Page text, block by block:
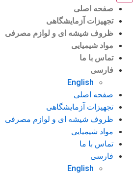
صفحه اصلی
تجهیزات آزمایشگاهی
ظروف شیشه ای و لوازم مصرفی
مواد شیمیایی
تماس با ما
فارسی
English
صفحه اصلی
تجهیزات آزمایشگاهی
ظروف شیشه ای و لوازم مصرفی
مواد شیمیایی
تماس با ما
فارسی
English